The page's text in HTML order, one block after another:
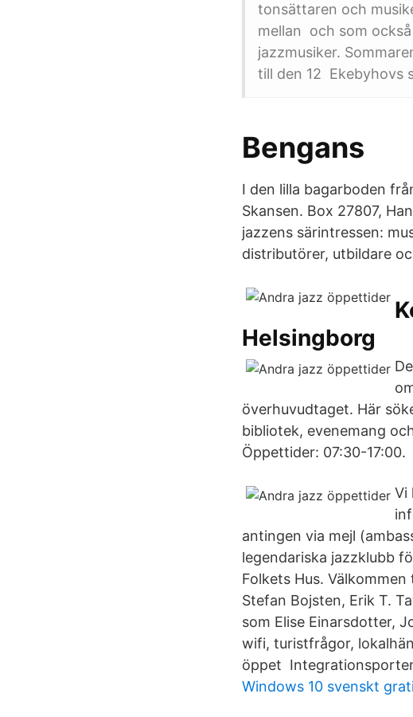
tonsättaren och
mellan och som
jazzmusiker.
till den 12 Ekebyhovs
Bengans
I den lilla bagarboden
Skansen. Box 27807,
jazzens särintressen:
distributörer, utbildare
Helsingborg
överhuvudtaget. Här
bibliotek, evenemang
Öppettider: 07:30-17:00.
Vi
antingen via mejl
legendariska jazzklubb
Folkets Hus.
Stefan Bojsten, Erik T.
som Elise Einarsdotter,
wifi, turistfrågor,
öppet
Windows 10 svenskt